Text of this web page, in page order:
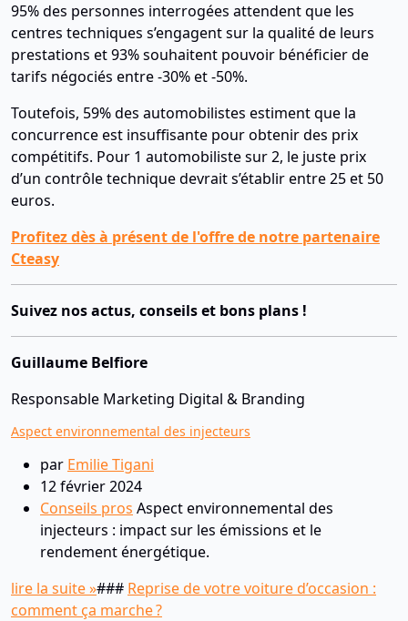
95% des personnes interrogées attendent que les
centres techniques s’engagent sur la qualité de leurs
prestations et 93% souhaitent pouvoir bénéficier de
tarifs négociés entre -30% et -50%.
Toutefois, 59% des automobilistes estiment que la
concurrence est insuffisante pour obtenir des prix
compétitifs. Pour 1 automobiliste sur 2, le juste prix
d’un contrôle technique devrait s’établir entre 25 et 50
euros.
Profitez dès à présent de l'offre de notre partenaire
Cteasy
Suivez nos actus, conseils et bons plans !
Guillaume Belfiore
Responsable Marketing Digital & Branding
Aspect environnemental des injecteurs
par Emilie Tigani
12 février 2024
Conseils pros Aspect environnemental des
injecteurs : impact sur les émissions et le
rendement énergétique.
lire la suite »### Reprise de votre voiture d’occasion :
comment ça marche ?